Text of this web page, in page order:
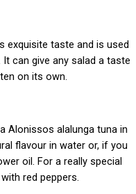
exquisite taste and is used
can give any salad a taste
on its own.
Alonissos alalunga tuna in
flavour in water or, if you
oil. For a really special
red peppers.